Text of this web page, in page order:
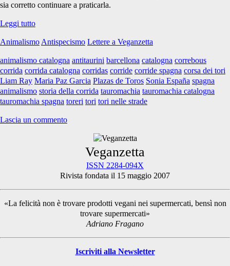
sia corretto continuare a praticarla.
Leggi tuttoLa
nella
attuale
Animalismo Antispecismo Lettere a Veganzetta
animalismo catalogna antitaurini barcellona catalogna correbous
corrida corrida catalogna corridas corride corride spagna corsa dei tori
Liam Ray Maria Paz Garcia Plazas de Toros Sonia España spagna
animalismo storia della corrida tauromachia tauromachia catalogna
tauromachia spagna toreri tori tori nelle strade
Lascia un commento
Sidebar
Veganzetta
ISSN 2284-094X
Rivista fondata il 15 maggio 2007
«La felicità non è trovare prodotti vegani nei supermercati, bensì non
trovare supermercati»
Adriano Fragano
Iscriviti alla Newsletter